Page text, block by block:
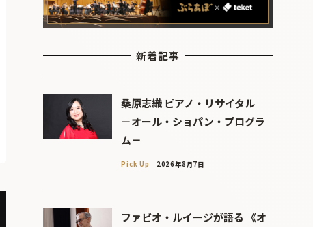
新着記事
桑原志織 ピアノ・リサイタル
－オール・ショパン・プログラ
ム－
Pick Up 2026年8月7日
ファビオ・ルイージが語る 《オ